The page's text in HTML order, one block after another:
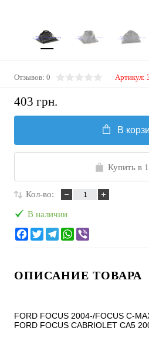
Отзывов: 0 Артикул:
403 грн.
В
Купить в
Кол-во:
В наличии
ОПИСАНИЕ ТОВАРА
FORD FOCUS 2004-/FOCUS C-
FORD FOCUS CABRIOLET CA5